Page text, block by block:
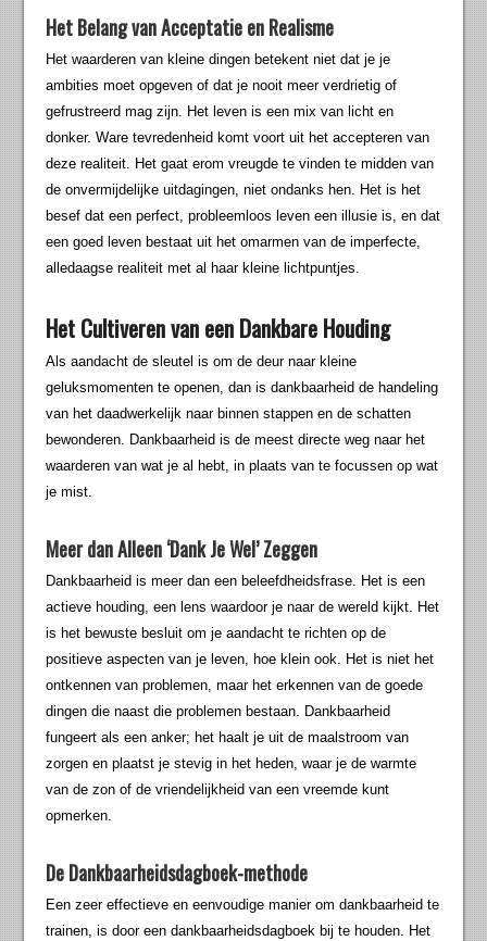
Het Belang van Acceptatie en Realisme
Het waarderen van kleine dingen betekent niet dat je je
ambities moet opgeven of dat je nooit meer verdrietig of
gefrustreerd mag zijn. Het leven is een mix van licht en
donker. Ware tevredenheid komt voort uit het accepteren van
deze realiteit. Het gaat erom vreugde te vinden te midden van
de onvermijdelijke uitdagingen, niet ondanks hen. Het is het
besef dat een perfect, probleemloos leven een illusie is, en dat
een goed leven bestaat uit het omarmen van de imperfecte,
alledaagse realiteit met al haar kleine lichtpuntjes.
Het Cultiveren van een Dankbare Houding
Als aandacht de sleutel is om de deur naar kleine
geluksmomenten te openen, dan is dankbaarheid de handeling
van het daadwerkelijk naar binnen stappen en de schatten
bewonderen. Dankbaarheid is de meest directe weg naar het
waarderen van wat je al hebt, in plaats van te focussen op wat
je mist.
Meer dan Alleen ‘Dank Je Wel’ Zeggen
Dankbaarheid is meer dan een beleefdheidsfrase. Het is een
actieve houding, een lens waardoor je naar de wereld kijkt. Het
is het bewuste besluit om je aandacht te richten op de
positieve aspecten van je leven, hoe klein ook. Het is niet het
ontkennen van problemen, maar het erkennen van de goede
dingen die naast die problemen bestaan. Dankbaarheid
fungeert als een anker; het haalt je uit de maalstroom van
zorgen en plaatst je stevig in het heden, waar je de warmte
van de zon of de vriendelijkheid van een vreemde kunt
opmerken.
De Dankbaarheidsdagboek-methode
Een zeer effectieve en eenvoudige manier om dankbaarheid te
trainen, is door een dankbaarheidsdagboek bij te houden. Het